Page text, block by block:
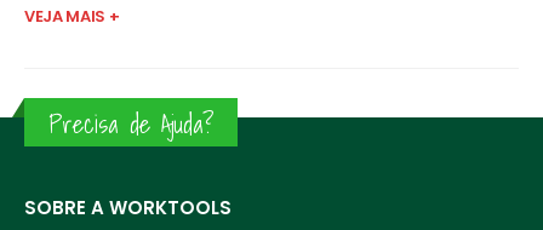
VEJA MAIS +
Precisa de Ajuda?
SOBRE A WORKTOOLS